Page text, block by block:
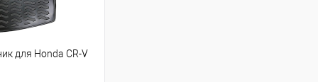
для Honda CR-V